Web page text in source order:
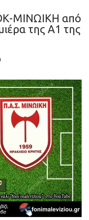
ΜΙΝΩΙΚΗ από
της Α1 της